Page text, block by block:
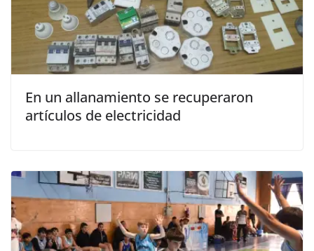
En un allanamiento se recuperaron
artículos de electricidad